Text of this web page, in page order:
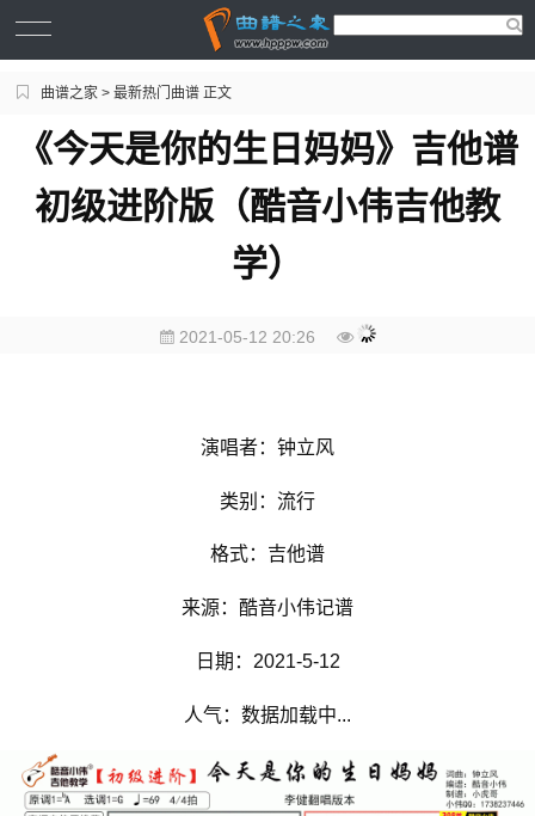
曲谱之家 > 最新热门曲谱 正文
《今天是你的生日妈妈》吉他谱
初级进阶版（酷音小伟吉他教
学）
2021-05-12 20:26
演唱者：钟立风
类别：流行
格式：吉他谱
来源：酷音小伟记谱
日期：2021-5-12
人气：数据加载中...